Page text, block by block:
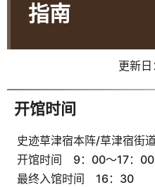
指南
更新
开馆时间
史迹草津宿本阵/草津宿街
开馆时间 9：00～17：00
最终入馆时间 16：30